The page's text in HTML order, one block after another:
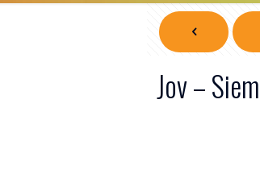
Jov –